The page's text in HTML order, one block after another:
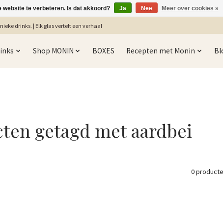
drinks. | Elk glas vertelt een verhaal
Shop MONIN BOXES Recepten met Monin
getagd met aardbei
0
website te verbeteren. Is dat akkoord? Ja Nee Meer over cookies »